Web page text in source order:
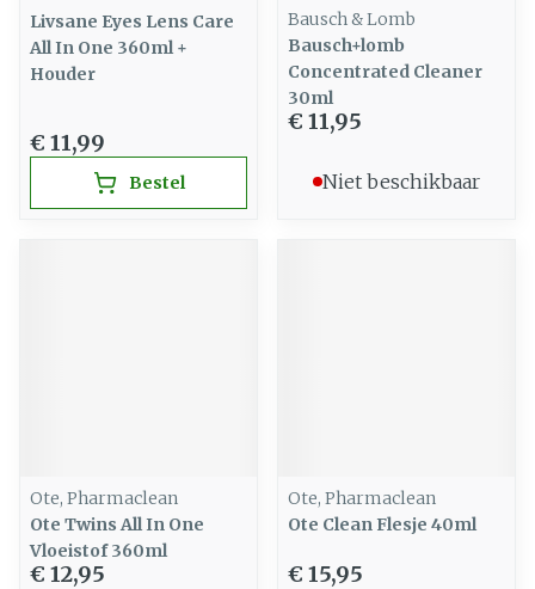
Livsane Eyes Lens Care
All In One 360ml +
Houder
€ 11,99
Bestel
Bausch & Lomb
Bausch+lomb
Concentrated Cleaner
30ml
€ 11,95
Niet beschikbaar
Ote, Pharmaclean
Ote Twins All In One
Vloeistof 360ml
€ 12,95
Ote, Pharmaclean
Ote Clean Flesje 40ml
€ 15,95